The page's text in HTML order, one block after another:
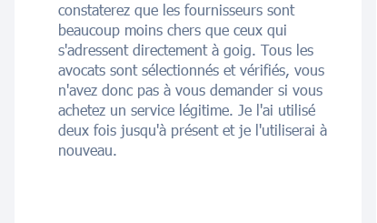
constaterez que les fournisseurs sont
beaucoup moins chers que ceux qui
s'adressent directement à goig. Tous les
avocats sont sélectionnés et vérifiés, vous
n'avez donc pas à vous demander si vous
achetez un service légitime. Je l'ai utilisé
deux fois jusqu'à présent et je l'utiliserai à
nouveau.